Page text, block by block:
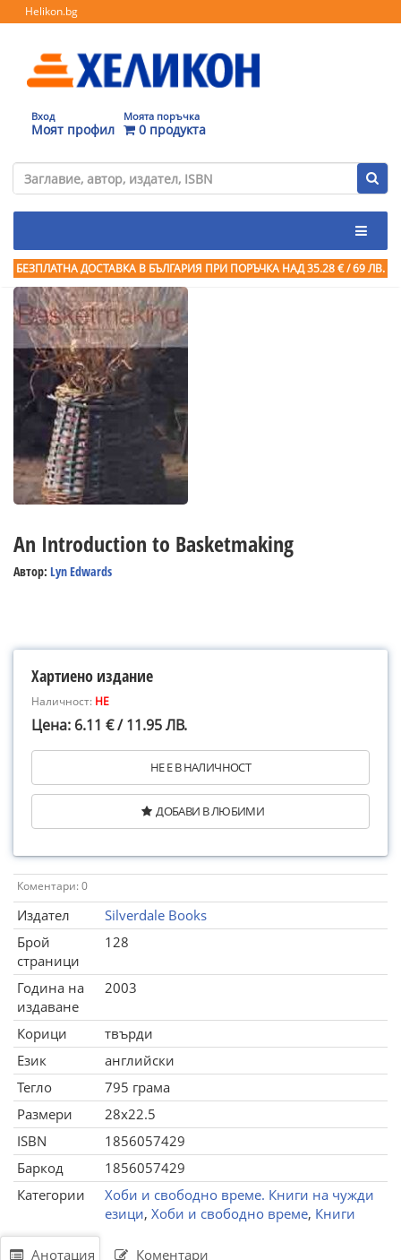
Helikon.bg
Вход
Моят профил
Моята поръчка
0 продукта
БЕЗПЛАТНА ДОСТАВКА В БЪЛГАРИЯ ПРИ ПОРЪЧКА НАД 35.28 € / 69 ЛВ.
An Introduction to Basketmaking
Автор: Lyn Edwards
Хартиено издание
Наличност: НЕ
Цена: 6.11 € / 11.95 ЛВ.
НЕ Е В НАЛИЧНОСТ
ДОБАВИ В ЛЮБИМИ
Коментари: 0
Издател
Silverdale Books
Брой
страници
128
Година на
издаване
2003
Корици
твърди
Език
английски
Тегло
795 грама
Размери
28x22.5
ISBN
1856057429
Баркод
1856057429
Категории
Хоби и свободно време. Книги на чужди
езици, Хоби и свободно време, Книги
Анотация Коментари